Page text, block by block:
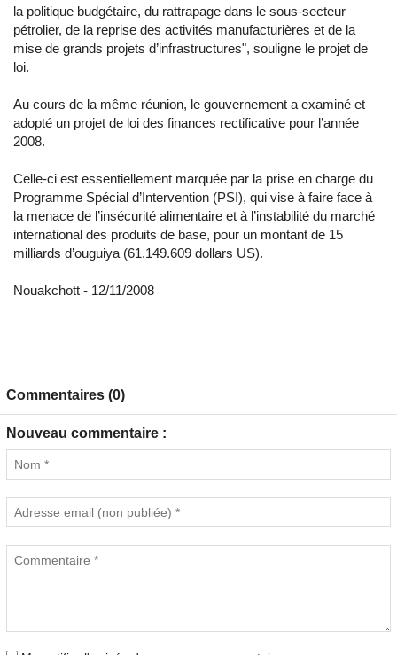
la politique budgétaire, du rattrapage dans le sous-secteur
pétrolier, de la reprise des activités manufacturières et de la
mise de grands projets d’infrastructures", souligne le projet de
loi.
Au cours de la même réunion, le gouvernement a examiné et
adopté un projet de loi des finances rectificative pour l’année
2008.
Celle-ci est essentiellement marquée par la prise en charge du
Programme Spécial d’Intervention (PSI), qui vise à faire face à
la menace de l’insécurité alimentaire et à l’instabilité du marché
international des produits de base, pour un montant de 15
milliards d’ouguiya (61.149.609 dollars US).
Nouakchott - 12/11/2008
Commentaires (0)
Nouveau commentaire :